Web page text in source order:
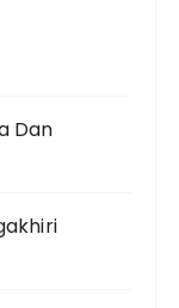
Dan